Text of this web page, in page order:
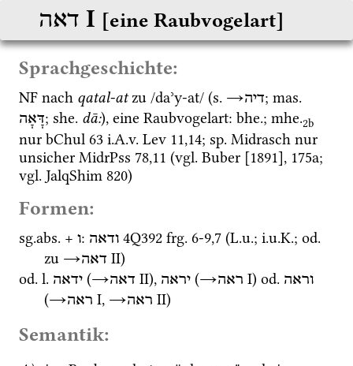
דאה ‎ I [eine Raubvogelart]
Sprachgeschichte:
NF nach qatal-at zu /daʾy-at/ (s. →דיה; mas.
דָּאָה; she. dā:), eine Raubvogelart: bhe.; mhe.2b
nur bChul 63 i.A.v. Lev 11,14; sp. Midrasch nur
unsicher MidrPss 78,11 (vgl. Buber [1891]
vgl. JalqShim 820)
Formen:
sg.abs. + ו: ודאה 4Q392 frg. 6-9,7 (L.u.; i.u.K.; od.
zu →דאה ‎ II)
od. l. ידאה (→דאה ‎ II), יראה (→ראה ‎ I) od. וראה
(→ראה ‎ I, →ראה ‎ II)
Semantik: